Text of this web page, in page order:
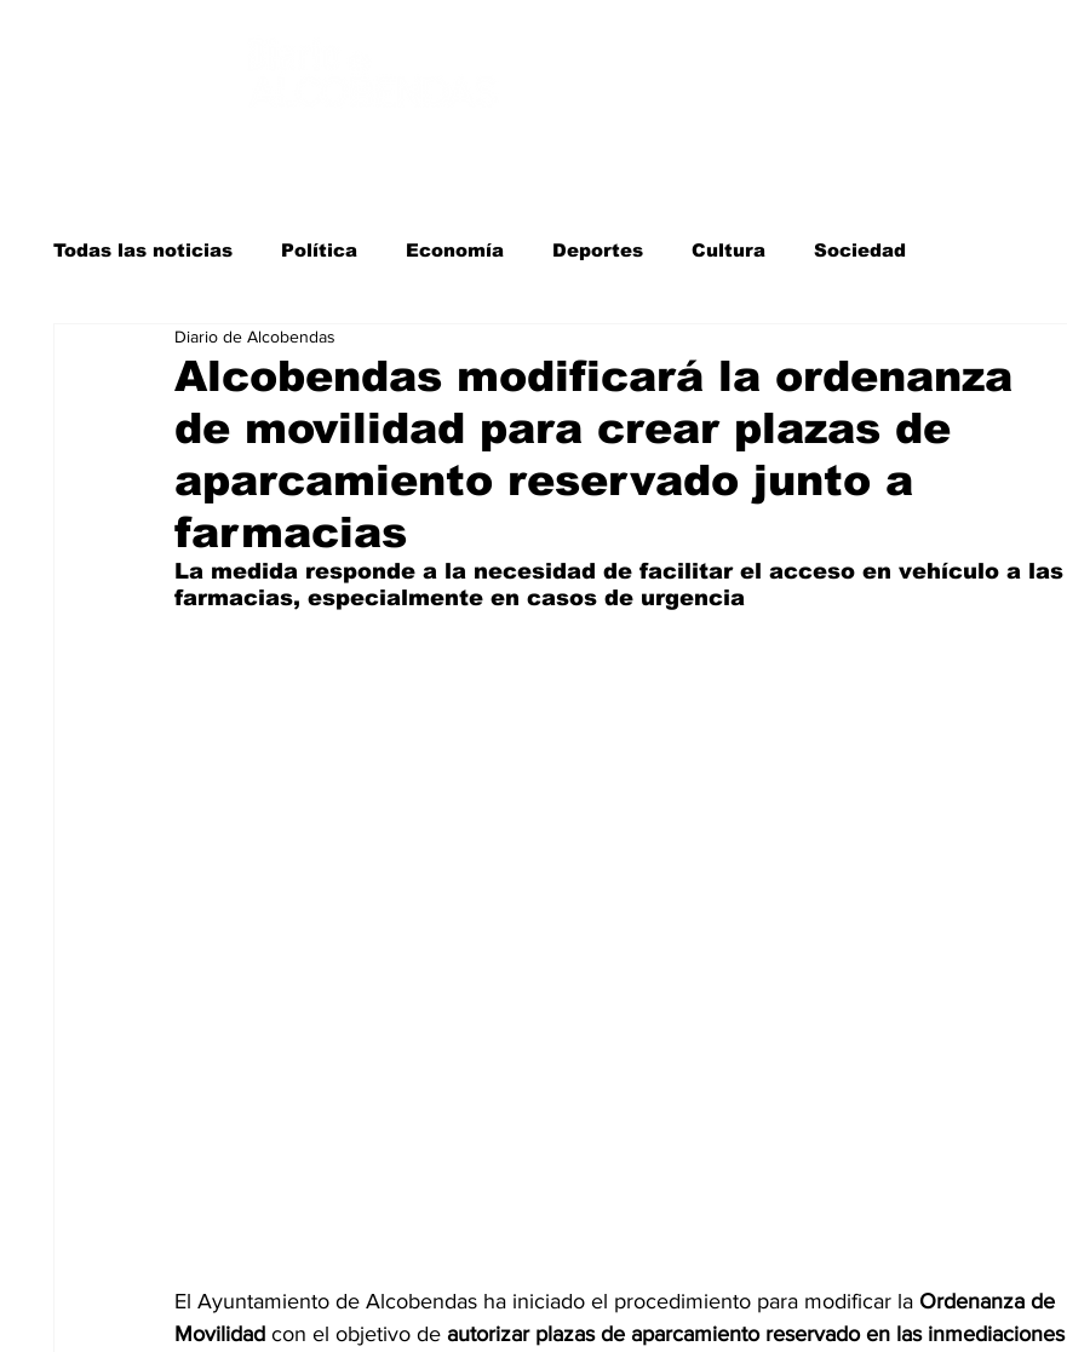
Todas las noticias Política Economía Deportes Cultura Sociedad
Salud y bienestar Educación e infancia
La verdad detrás de la guerra Kit Digital Sucesos Fiestas Mayores
Alcobendas modificará la ordenanza
de movilidad para crear plazas de
aparcamiento reservado junto a
farmacias
Diario de Alcobendas
La medida responde a la necesidad de facilitar el acceso en vehículo a las
farmacias, especialmente en casos de urgencia
El Ayuntamiento de Alcobendas ha iniciado el procedimiento para modificar la Ordenanza de
Movilidad con el objetivo de autorizar plazas de aparcamiento reservado en las inmediaciones